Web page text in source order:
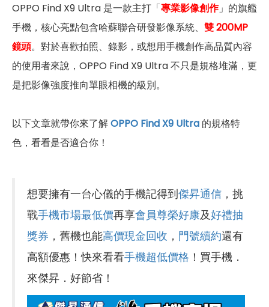
OPPO Find X9 Ultra 是一款主打「專業影像創作」的旗艦
手機，核心亮點包含哈蘇聯合研發影像系統、 雙 200MP
鏡頭。對於喜歡拍照、錄影，或想用手機創作高品質內容
的使用者來說，OPPO Find X9 Ultra 不只是規格堆滿，更
是把影像強度推向單眼相機的級別。
以下文章就帶你來了解OPPO Find X9 Ultra 的規格特
色，看看是否適合你！
想要擁有一台心儀的手機記得到傑昇通信 ，挑
戰手機市場最低價再享會員尊榮好康及好禮抽
獎券 ，舊機也能高價現金回收 ， 門號續約還有
高額優惠！快來看看手機超低價格 ！買手機．
來傑昇．好節省！